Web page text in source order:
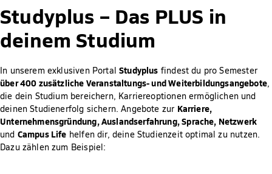
Studyplus – Das PLUS in
deinem Studium
In unserem exklusiven PortalStudyplus findest du pro Semester
über 400 zusätzliche Veranstaltungs- und Weiterbildungsangebote,
die dein Studium bereichern, Karriereoptionen ermöglichen und
deinen Studienerfolg sichern. Angebote zur Karriere,
Unternehmensgründung, Auslandserfahrung, Sprache, Netzwerk
und Campus Life helfen dir, deine Studienzeit optimal zu nutzen.
Dazu zählen zum Beispiel: